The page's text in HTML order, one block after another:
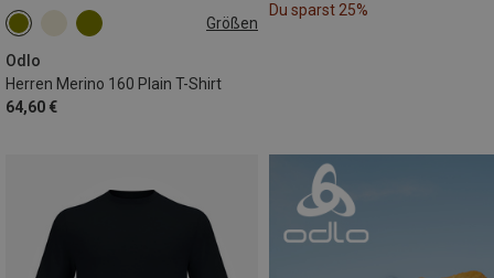
Größen
Odlo
Herren Merino 160 Plain T-Shirt
64,60 €
S XL
Du sparst 25%